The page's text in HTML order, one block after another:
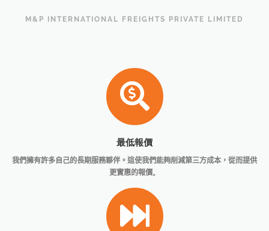
M&P INTERNATIONAL FREIGHTS PRIVATE LIMITED
最低報價
我們擁有許多自己的長期服務夥伴。這使我們能夠削減第三方成本，從而提供
更實惠的報價。